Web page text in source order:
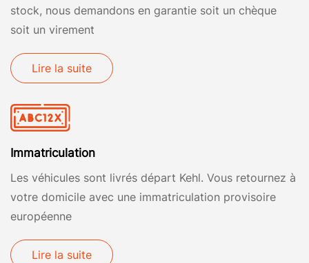
stock, nous demandons en garantie soit un chèque
soit un virement
Lire la suite
Immatriculation
Les véhicules sont livrés départ Kehl. Vous retournez à
votre domicile avec une immatriculation provisoire
européenne
Lire la suite